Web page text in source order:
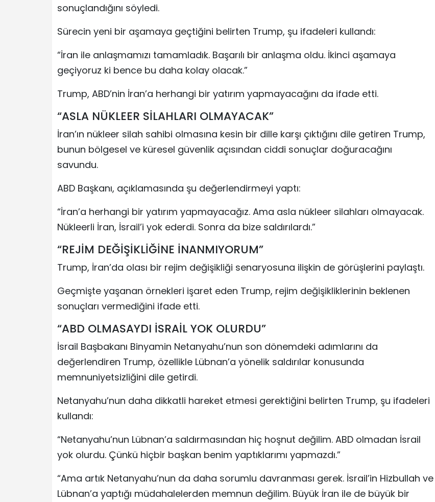
sonuçlandığını söyledi.
Sürecin yeni bir aşamaya geçtiğini belirten Trump, şu ifadeleri kullandı:
“İran ile anlaşmamızı tamamladık. Başarılı bir anlaşma oldu. İkinci aşamaya
geçiyoruz ki bence bu daha kolay olacak.”
Trump, ABD’nin İran’a herhangi bir yatırım yapmayacağını da ifade etti.
“ASLA NÜKLEER SİLAHLARI OLMAYACAK”
İran’ın nükleer silah sahibi olmasına kesin bir dille karşı çıktığını dile getiren Trump,
bunun bölgesel ve küresel güvenlik açısından ciddi sonuçlar doğuracağını
savundu.
ABD Başkanı, açıklamasında şu değerlendirmeyi yaptı:
“İran’a herhangi bir yatırım yapmayacağız. Ama asla nükleer silahları olmayacak.
Nükleerli İran, İsrail’i yok ederdi. Sonra da bize saldırılardı.”
“REJİM DEĞİŞİKLİĞİNE İNANMIYORUM”
Trump, İran’da olası bir rejim değişikliği senaryosuna ilişkin de görüşlerini paylaştı.
Geçmişte yaşanan örnekleri işaret eden Trump, rejim değişikliklerinin beklenen
sonuçları vermediğini ifade etti.
“ABD OLMASAYDI İSRAİL YOK OLURDU”
İsrail Başbakanı Binyamin Netanyahu’nun son dönemdeki adımlarını da
değerlendiren Trump, özellikle Lübnan’a yönelik saldırılar konusunda
memnuniyetsizliğini dile getirdi.
Netanyahu’nun daha dikkatli hareket etmesi gerektiğini belirten Trump, şu ifadeleri
kullandı:
“Netanyahu’nun Lübnan’a saldırmasından hiç hoşnut değilim. ABD olmadan İsrail
yok olurdu. Çünkü hiçbir başkan benim yaptıklarımı yapmazdı.”
“Ama artık Netanyahu’nun da daha sorumlu davranması gerek. İsrail’in Hizbullah ve
Lübnan’a yaptığı müdahalelerden memnun değilim. Büyük İran ile de büyük bir